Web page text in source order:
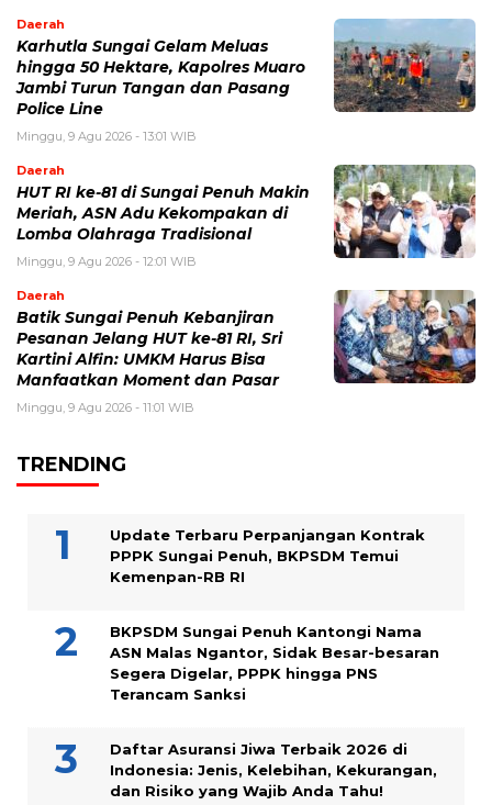
Daerah
Karhutla Sungai Gelam Meluas
hingga 50 Hektare, Kapolres Muaro
Jambi Turun Tangan dan Pasang
Police Line
Minggu, 9 Agu 2026 - 13:01 WIB
Daerah
HUT RI ke-81 di Sungai Penuh Makin
Meriah, ASN Adu Kekompakan di
Lomba Olahraga Tradisional
Minggu, 9 Agu 2026 - 12:01 WIB
Daerah
Batik Sungai Penuh Kebanjiran
Pesanan Jelang HUT ke-81 RI, Sri
Kartini Alfin: UMKM Harus Bisa
Manfaatkan Moment dan Pasar
Minggu, 9 Agu 2026 - 11:01 WIB
TRENDING
Update Terbaru Perpanjangan Kontrak
PPPK Sungai Penuh, BKPSDM Temui
Kemenpan-RB RI
BKPSDM Sungai Penuh Kantongi Nama
ASN Malas Ngantor, Sidak Besar-besaran
Segera Digelar, PPPK hingga PNS
Terancam Sanksi
Daftar Asuransi Jiwa Terbaik 2026 di
Indonesia: Jenis, Kelebihan, Kekurangan,
dan Risiko yang Wajib Anda Tahu!